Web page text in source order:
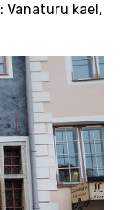
Vanaturu kael,